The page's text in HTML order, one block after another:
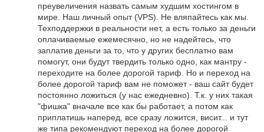
преувеличения назвать самым худшим хостингом в
мире. Наш личный опыт (VPS). Не вляпайтесь как мы.
Техподдержки в реальности нет, а есть только за деньги
оплачиваемые ежемесячно, но не надейтесь, что
заплатив деньги за то, что у других бесплатно вам
помогут, они будут твердить только одно, как мантру -
переходите на более дорогой тариф. Но и переход на
более дорогой тариф вам не поможет - ваш сайт будет
постоянно ложиться (у нас ежедневно). Т.к. у них такая
"фишка" вначале все как бы работает, а потом как
приплатишь наперед, все сразу ложится, висит... и тут
же типа рекомендуют переход на более дорогой